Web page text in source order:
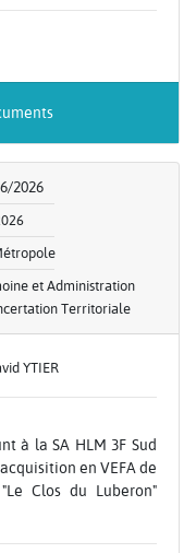
2026
et Administration
Territoriale
YTIER
à la SA HLM 3F Sud
en VEFA de
Clos du Luberon"